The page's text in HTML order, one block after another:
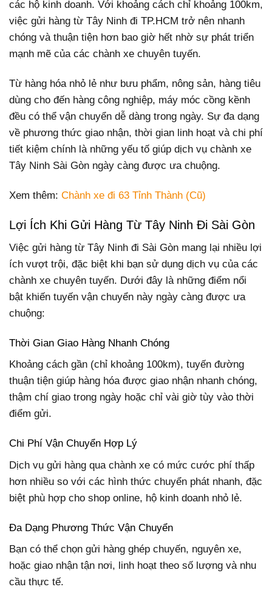
các hộ kinh doanh. Với khoảng cách chỉ khoảng 100km,
việc gửi hàng từ Tây Ninh đi TP.HCM trở nên nhanh
chóng và thuận tiện hơn bao giờ hết nhờ sự phát triển
mạnh mẽ của các chành xe chuyên tuyến.
Từ hàng hóa nhỏ lẻ như bưu phẩm, nông sản, hàng tiêu
dùng cho đến hàng công nghiệp, máy móc cồng kềnh
đều có thể vận chuyển dễ dàng trong ngày. Sự đa dạng
về phương thức giao nhận, thời gian linh hoạt và chi phí
tiết kiệm chính là những yếu tố giúp dịch vụ chành xe
Tây Ninh Sài Gòn ngày càng được ưa chuộng.
Xem thêm: Chành xe đi 63 Tỉnh Thành (Cũ)
Lợi Ích Khi Gửi Hàng Từ Tây Ninh Đi Sài Gòn
Việc gửi hàng từ Tây Ninh đi Sài Gòn mang lại nhiều lợi
ích vượt trội, đặc biệt khi bạn sử dụng dịch vụ của các
chành xe chuyên tuyến. Dưới đây là những điểm nổi
bật khiến tuyến vận chuyển này ngày càng được ưa
chuộng:
Thời Gian Giao Hàng Nhanh Chóng
Khoảng cách gần (chỉ khoảng 100km), tuyến đường
thuận tiện giúp hàng hóa được giao nhận nhanh chóng,
thậm chí giao trong ngày hoặc chỉ vài giờ tùy vào thời
điểm gửi.
Chi Phí Vận Chuyển Hợp Lý
Dịch vụ gửi hàng qua chành xe có mức cước phí thấp
hơn nhiều so với các hình thức chuyển phát nhanh, đặc
biệt phù hợp cho shop online, hộ kinh doanh nhỏ lẻ.
Đa Dạng Phương Thức Vận Chuyển
Bạn có thể chọn gửi hàng ghép chuyến, nguyên xe,
hoặc giao nhận tận nơi, linh hoạt theo số lượng và nhu
cầu thực tế.